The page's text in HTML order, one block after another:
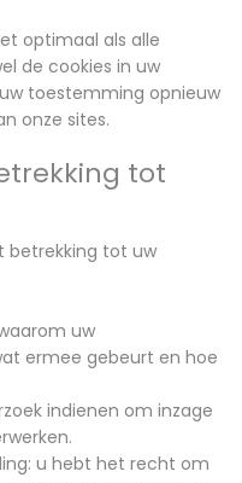
optimaal als alle
de cookies in uw
toestemming opnieuw
onze sites.
tot
betrekking tot uw
uw
ermee gebeurt en hoe
indienen om inzage
u hebt het recht om